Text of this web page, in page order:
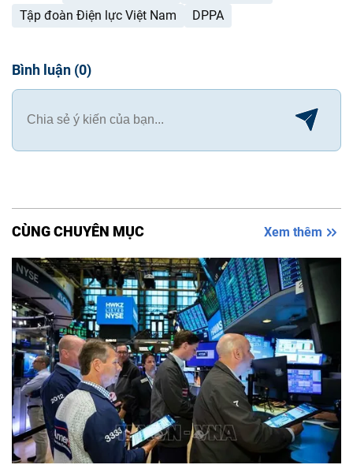
Tập đoàn Điện lực Việt Nam
DPPA
Bình luận (0)
CÙNG CHUYÊN MỤC Xem thêm